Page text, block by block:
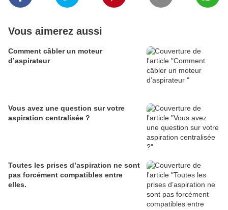
Vous aimerez aussi
Comment câbler un moteur
d’aspirateur
Vous avez une question sur votre
aspiration centralisée ?
Toutes les prises d’aspiration ne sont
pas forcément compatibles entre
elles.